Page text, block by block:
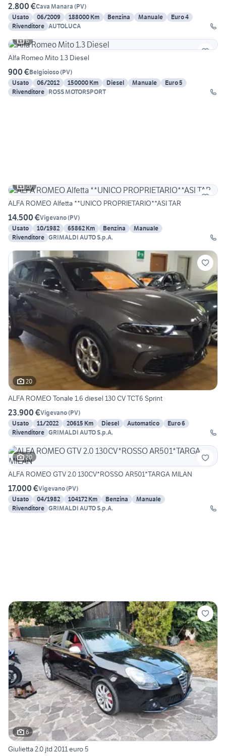
2.800 €Cava Manara (PV)
Usato
06/2009 188000 Km Benzina Manuale
Euro 4
Rivenditore AUTOLUCA
6
Alfa Romeo Mito 1.3 Diesel
900 €Belgioioso(PV)
Usato
06/2012 150000 Km Diesel Manuale
Euro 5
Rivenditore ROSS MOTORSPORT
20
ALFA ROMEO Alfetta **UNICO PROPRIETARIO**ASI TAR
14.500 €Vigevano(PV)
Usato
10/1982 65862 Km Benzina
Manuale
Rivenditore GRIMALDI AUTO S.p.A.
20
ALFA ROMEO Tonale 1.6 diesel 130 CV TCT6 Sprint
23.900 €Vigevano(PV)
Usato
11/2022 20615 Km Diesel Automatico
Euro 6
Rivenditore GRIMALDI AUTO S.p.A.
20
ALFA ROMEO GTV 2.0 130CV*ROSSO AR501*TARGA MILAN
17.000 €Vigevano(PV)
Usato
04/1982 104172 Km Benzina
Manuale
Rivenditore GRIMALDI AUTO S.p.A.
6
Giulietta 2.0 jtd 2011 euro 5